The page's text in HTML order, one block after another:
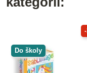
Do školy